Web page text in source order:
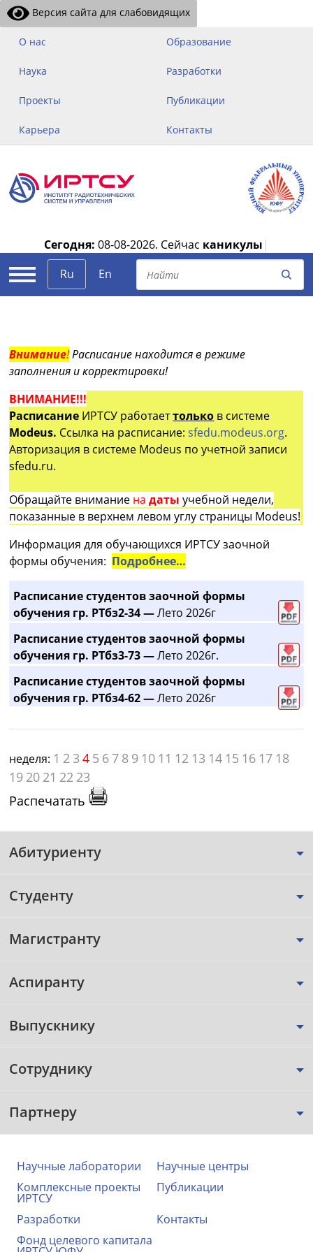
Версия сайта для слабовидящих
О нас Образование
Наука Разработки
Проекты Публикации
Карьера Контакты
Сегодня: 08-08-2026. Сейчас каникулы |
Ru
En
Внимание!Расписание находится в режиме
заполнения и корректировки!
ВНИМАНИЕ!!!
Расписание ИРТСУ работаеттолько в системе
Modeus. Ссылка на расписание:sfedu.modeus.org.
Авторизация в системе Modeus по учетной записи
sfedu.ru.
Обращайте внимание на датыучебной недели,
показанные в верхнем левом углу страницы Modeus!
Информация для обучающихся ИРТСУ заочной
формы обучения: Подробнее…
Расписание студентов заочной формы
обучения гр. РТбз2-34 —Лето 2026г
Расписание студентов заочной формы
обучения гр. РТбз3-73 —Лето 2026г.
Расписание студентов заочной формы
обучения гр. РТбз4-62 —Лето 2026г
неделя: 1 2 3 4 5 6 7 8 9 10 11 12 13 14 15 16 17 18
19 20 21 22 23
Распечатать
Абитуриенту
Студенту
Магистранту
Аспиранту
Выпускнику
Сотруднику
Партнеру
Научные лаборатории
Научные центры
Комплексные проекты
ИРТСУ
Публикации
Разработки
Контакты
Фонд целевого капитала